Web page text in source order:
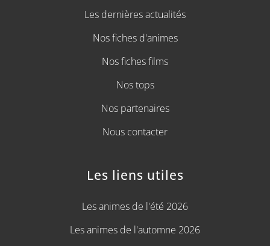
Les dernières actualités
Nos fiches d'animes
Nos fiches films
Nos tops
Nos partenaires
Nous contacter
Les liens utiles
Les animes de l'été 2026
Les animes de l'automne 2026